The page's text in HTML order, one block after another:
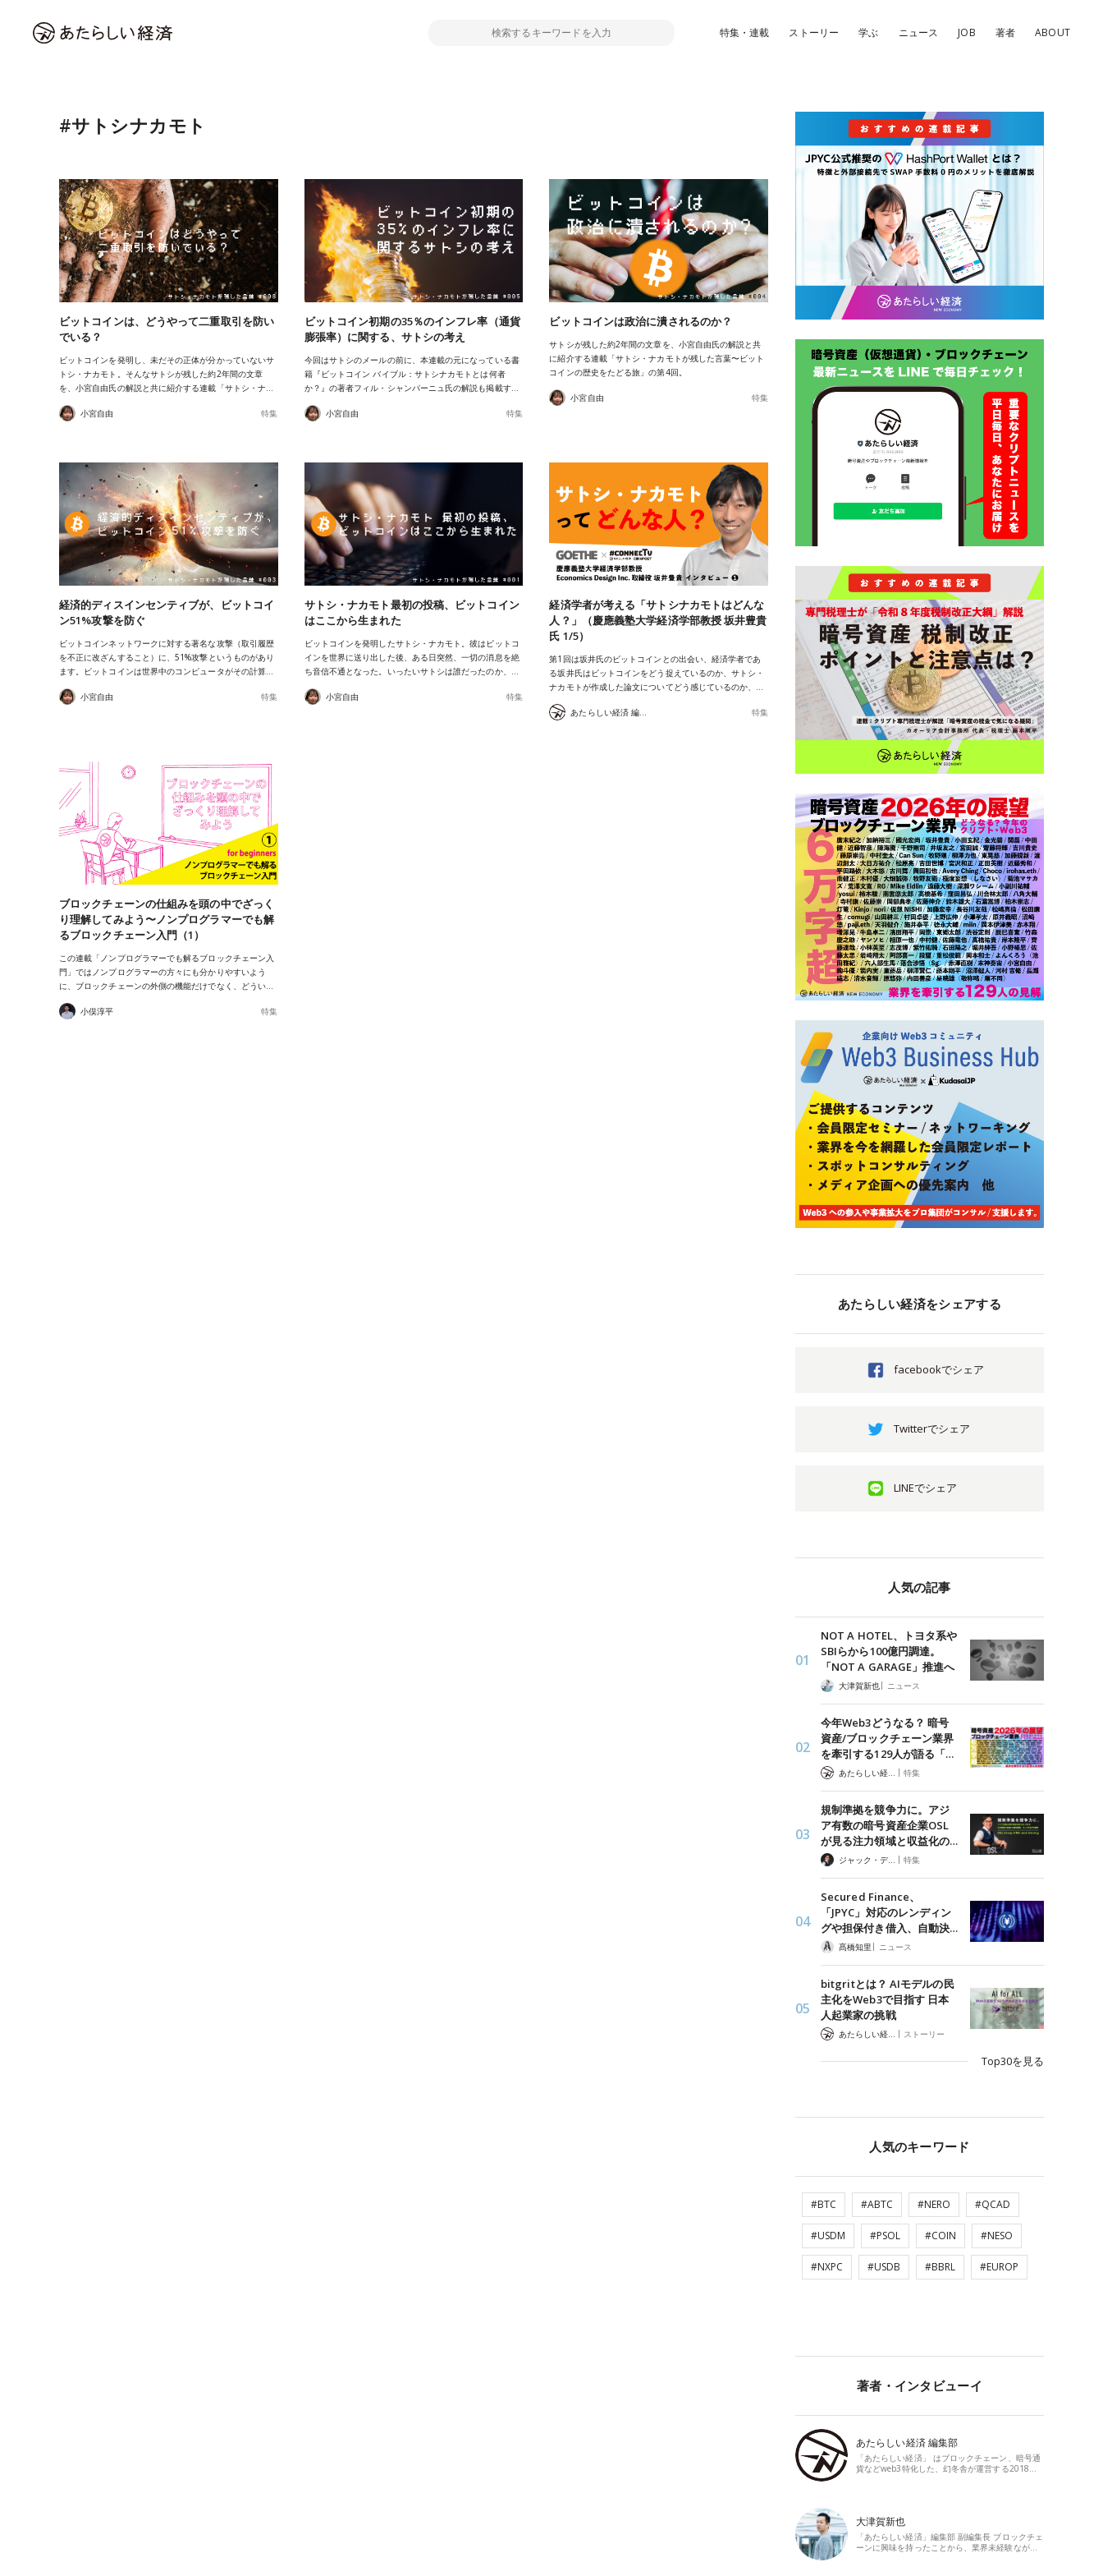
特集・連載 ストーリー 学ぶ ニュース JOB 著者 ABOUT
#サトシナカモト
ビットコインは、どうやって二重取引を防い
でいる？
ビットコインを発明し、未だその正体が分かっていないサ
トシ・ナカモト。そんなサトシが残した約2年間の文章
を、小宮自由氏の解説と共に紹介する連載「サトシ・ナ…
小宮自由 特集
ビットコイン初期の35％のインフレ率（通貨
膨張率）に関する、サトシの考え
今回はサトシのメールの前に、本連載の元になっている書
籍『ビットコイン バイブル：サトシナカモトとは何者
か？』の著者フィル・シャンパーニュ氏の解説も掲載す…
小宮自由 特集
ビットコインは政治に潰されるのか？
サトシが残した約2年間の文章を、小宮自由氏の解説と共
に紹介する連載「サトシ・ナカモトが残した言葉〜ビット
コインの歴史をたどる旅」の第4回。
小宮自由 特集
経済的ディスインセンティブが、ビットコイ
ン51%攻撃を防ぐ
ビットコインネットワークに対する著名な攻撃（取引履歴
を不正に改ざんすること）に、51%攻撃というものがあり
ます。ビットコインは世界中のコンピュータがその計算…
小宮自由 特集
サトシ・ナカモト最初の投稿、ビットコイン
はここから生まれた
ビットコインを発明したサトシ・ナカモト。彼はビットコ
インを世界に送り出した後、ある日突然、一切の消息を絶
ち音信不通となった。いったいサトシは誰だったのか、…
小宮自由 特集
経済学者が考える「サトシナカモトはどんな
人？」（慶應義塾大学経済学部教授 坂井豊貴
氏 1/5）
第1回は坂井氏のビットコインとの出会い、経済学者であ
る坂井氏はビットコインをどう捉えているのか、サトシ・
ナカモトが作成した論文についてどう感じているのか、…
あたらしい経済 編集部 特集
ブロックチェーンの仕組みを頭の中でざっく
り理解してみよう〜ノンプログラマーでも解
るブロックチェーン入門（1）
この連載「ノンプログラマーでも解るブロックチェーン入
門」ではノンプログラマーの方々にも分かりやすいよう
に、ブロックチェーンの外側の機能だけでなく、どうい…
小俣淳平 特集
あたらしい経済をシェアする
facebookでシェア
Twitterでシェア
LINEでシェア
人気の記事
NOT A HOTEL、トヨタ系や
SBIらから100億円調達。
「NOT A GARAGE」推進へ
大津賀新也| ニュース
今年Web3どうなる？ 暗号
資産/ブロックチェーン業界
を牽引する129人が語る「…
| 特集
規制準拠を競争力に。アジ
ア有数の暗号資産企業OSL
が見る注力領域と収益化の…
ジャック・デロン（Jack Derong） | 特集
Secured Finance、
「JPYC」対応のレンディン
グや担保付き借入、自動決…
髙橋知里 | ニュース
bitgritとは？ AIモデルの民
主化をWeb3で目指す 日本
人起業家の挑戦
| ストーリー
Top30を見る
人気のキーワード
#BTC #ABTC #NERO #QCAD
#USDM #PSOL #COIN #NESO
#NXPC #USDB #BBRL #EUROP
著者・インタビューイ
あたらしい経済 編集部
「あたらしい経済」 はブロックチェーン、暗号通
貨などweb3特化した、幻冬舎が運営する2018…
大津賀新也
「あたらしい経済」編集部 副編集長 ブロックチェ
ーンに興味を持ったことから、業界未経験なが…